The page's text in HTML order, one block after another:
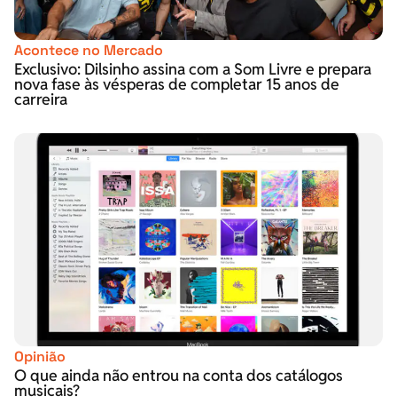
Acontece no Mercado
Exclusivo: Dilsinho assina com a Som Livre e prepara
nova fase às vésperas de completar 15 anos de
carreira
Opinião
O que ainda não entrou na conta dos catálogos
musicais?